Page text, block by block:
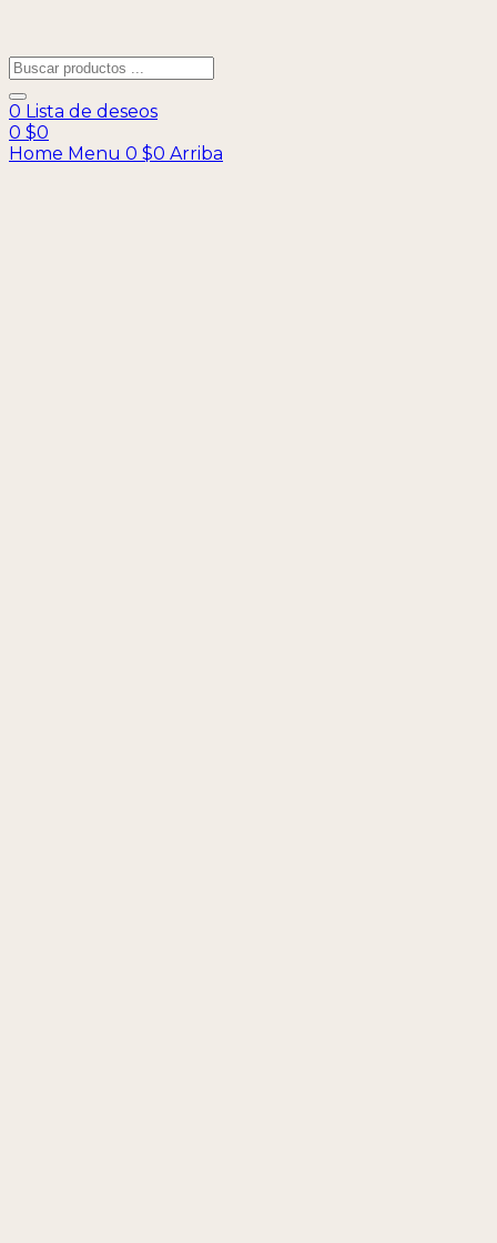
0 Lista de deseos
0 $0
Home Menu 0 $0 Arriba